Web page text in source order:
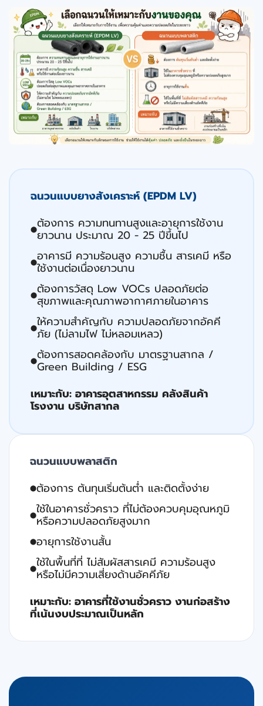
ฉนวนแบบยางสังเคราะห์ (EPDM LV)
⬤ต้องการ ความทนทานสูงและอายุการใช้งาน
ยาวนาน ประมาณ 20 - 25 ปีขึ้นไป
⬤อาคารมี ความร้อนสูง ความชื้น สารเคมี หรือ
ใช้งานต่อเนื่องยาวนาน
⬤ต้องการวัสดุ Low VOCs ปลอดภัยต่อ
สุขภาพและคุณภาพอากาศภายในอาคาร
⬤ให้ความสําคัญกับ ความปลอดภัยจากอัคคี
ภัย (ไม่ลามไฟ ไม่หลอมเหลว)
⬤ต้องการสอดคล้องกับ มาตรฐานสากล /
Green Building / ESG
เหมาะกับ: อาคารอุตสาหกรรม คลังสินค้า
โรงงาน บริษัทสากล
ฉนวนแบบพลาสติก
⬤ต้องการ ต้นทุนเริ่มต้นตํ่า และติดตั้งง่าย
⬤ใช้ในอาคารชั่วคราว ที่ไม่ต้องควบคุมอุณหภูมิ
หรือความปลอดภัยสูงมาก
⬤อายุการใช้งานสั้น
⬤ใช้ในพื้นที่ที่ ไม่สัมผัสสารเคมี ความร้อนสูง
หรือไม่มีความเสี่ยงด้านอัคคีภัย
เหมาะกับ: อาคารที่ใช้งานชั่วคราว งานก่อสร้าง
ที่เน้นงบประมาณเป็นหลัก